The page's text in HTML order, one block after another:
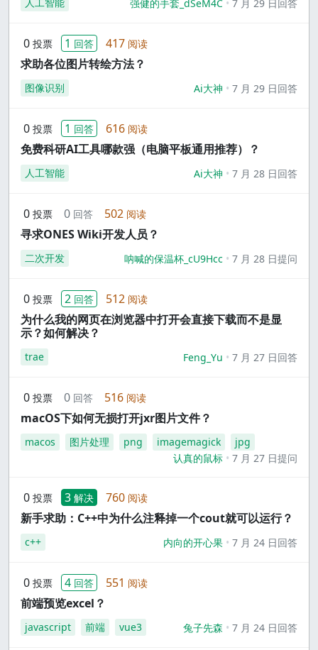
强健的手套_dSeM4C 7 月 29 日回答
0 投票 1 回答 417 阅读
求助各位图片转绘方法？
图像识别 Ai大神 7 月 29 日回答
0 投票 1 回答 616 阅读
免费科研AI工具哪款强（电脑平板通用推荐）？
人工智能 Ai大神 7 月 28 日回答
0 投票 0 回答 502 阅读
寻求ONES Wiki开发人员？
二次开发 呐喊的保温杯_cU9Hcc 7 月 28 日提问
0 投票 2 回答 512 阅读
为什么我的网页在浏览器中打开会直接下载而不是显
示？如何解决？
trae Feng_Yu 7 月 27 日回答
0 投票 0 回答 516 阅读
macOS下如何无损打开jxr图片文件？
macos 图片处理 png imagemagick
jpg
认真的鼠标
7 月 27 日提问
0 投票 3 解决 760 阅读
新手求助：C++中为什么注释掉一个cout就可以运行？
c++ 内向的开心果 7 月 24 日回答
0 投票 4 回答 551 阅读
前端预览excel？
javascript 前端 vue3 兔子先森 7 月 24 日回答